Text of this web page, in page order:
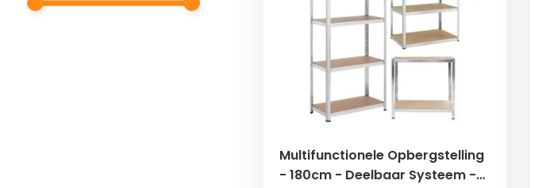
Multifunctionele Opbergstelling
- 180cm - Deelbaar Systeem -